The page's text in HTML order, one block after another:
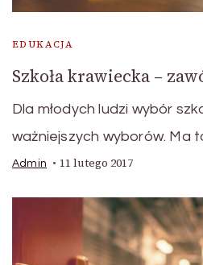
EDUKACJA
Szkoła krawiecka –
Dla młodych ludzi wybór
ważniejszych wyborów. Ma
Admin 11 lutego 2017